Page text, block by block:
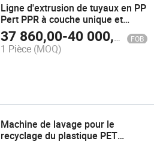
Ligne d'extrusion de tuyaux en PP
Pert PPR à couche unique et
multicouche, ligne de production
de tuyaux en PP Pert PPR,
machine de fabrication de tuyaux
37 860,00-40 000,00 FOB
1 Pièce (MOQ)
Machine de lavage pour le
recyclage du plastique PET